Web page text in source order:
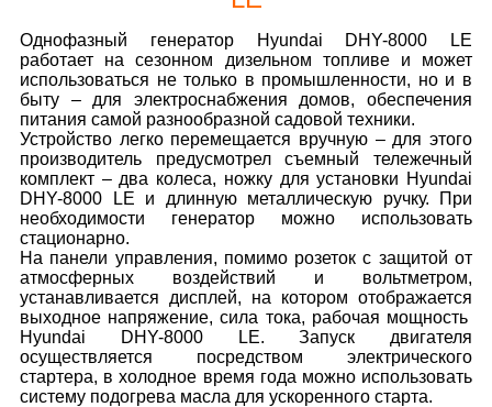
Однофазный генератор Hyundai DHY-8000 LE
работает на сезонном дизельном топливе и может
использоваться не только в промышленности, но и в
быту – для электроснабжения домов, обеспечения
питания самой разнообразной садовой техники.
Устройство легко перемещается вручную – для этого
производитель предусмотрел съемный тележечный
комплект – два колеса, ножку для установки Hyundai
DHY-8000 LE и длинную металлическую ручку. При
необходимости генератор можно использовать
стационарно.
На панели управления, помимо розеток с защитой от
атмосферных воздействий и вольтметром,
устанавливается дисплей, на котором отображается
выходное напряжение, сила тока, рабочая мощность
Hyundai DHY-8000 LE. Запуск двигателя
осуществляется посредством электрического
стартера, в холодное время года можно использовать
систему подогрева масла для ускоренного старта.